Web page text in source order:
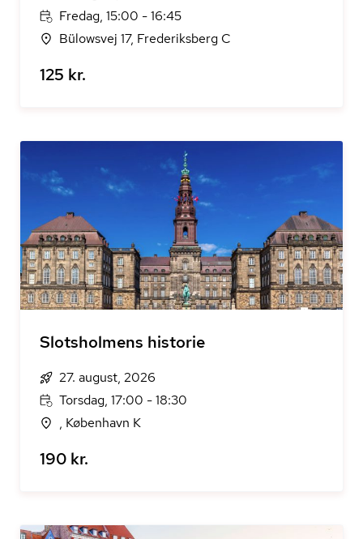
Fredag, 15:00 - 16:45
Bülowsvej 17, Frederiksberg C
125 kr.
Slotsholmens historie
27. august, 2026
Torsdag, 17:00 - 18:30
, København K
190 kr.